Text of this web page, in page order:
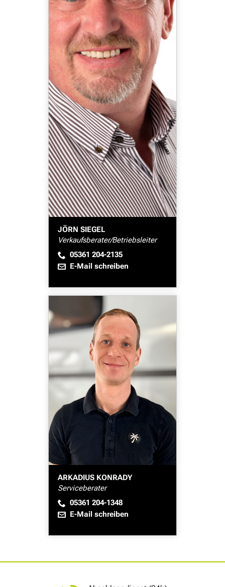
JÖRN SIEGEL
Verkaufsberater/Betriebsleiter
05361 204-2135
E-Mail schreiben
ARKADIUS KONRADY
Serviceberater
05361 204-1348
E-Mail schreiben